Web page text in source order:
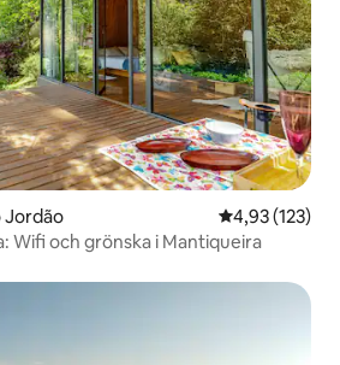
Jordão 4,93 av 5 i
4,93 (123)
Wifi och grönska i Mantiqueira